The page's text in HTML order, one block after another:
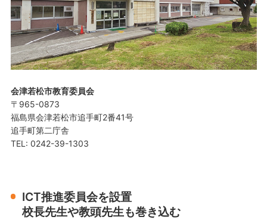
会津若松市教育委員会
〒965-0873
福島県会津若松市追手町2番41号
追手町第二庁舎
TEL: 0242-39-1303
ICT推進委員会を設置
校長先生や教頭先生も巻き込む